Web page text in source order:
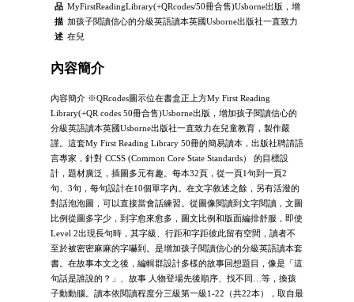
品
描
述
MyFirstReadingLibrary(+QRcodes/50冊合售)Usborne出版，增
加孩子閱讀信心的分級英語讀本英國Usborne出版社一直致力
在兒
內容簡介
內容簡介 ※QRcodes圖示位在書盒正上方My First Reading
Library(+QR codes 50冊合售)Usborne出版，增加孩子閱讀信心的
分級英語讀本英國Usborne出版社一直致力在兒童教育，製作嚴
謹。這套My First Reading Library 50冊的簡易讀本，出版社聘請語
言專家，針對 CCSS (Common Core State Standards） 的目標設
計，題材廣泛，插圖多元有趣。每本32頁，從一頁1句到一頁2
句、3句，每句設計在10個單字內。在文字敘述之餘，另有活潑的
對話泡泡圖，可以直接當會話練習。從圖像閱讀到文字閱讀，文圖
比例從圖多字少，到字愈來愈多，圖文比例和版面編排舒服，即使
Level 2出現長句時，其字級、行距和字距彼此留有空間，讀者不
至於被密密麻麻的字嚇到。是增加孩子閱讀信心的分級英語讀本套
書。在故事本文之後，編輯群設計多樣的故事回想題目，像是「這
句話是誰說的？」、故事 人物登場先後順序、找不同…等，換孩
子動動腦。讀本依閱讀程度分三級第一級1-22（共22本），取自最